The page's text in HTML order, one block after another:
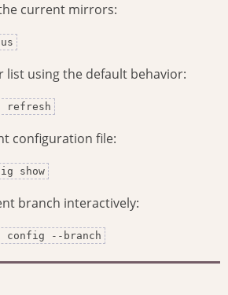
current mirrors:
list using the default behavior:
refresh
configuration file:
show
branch interactively:
config --branch